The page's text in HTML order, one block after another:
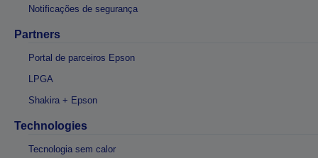
Notificações de segurança
Partners
Portal de parceiros Epson
LPGA
Shakira + Epson
Technologies
Tecnologia sem calor